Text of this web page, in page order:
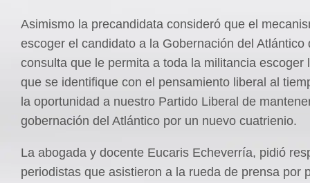
Asimismo la precandidata consideró que el
escoger el candidato a la Gobernación del Atlántico
consulta que le permita a toda la militancia escoger
que se identifique con el pensamiento liberal al
la oportunidad a nuestro Partido Liberal de
gobernación del Atlántico por un nuevo cuatrienio.
La abogada y docente Eucaris Echeverría, pidió
periodistas que asistieron a la rueda de prensa por